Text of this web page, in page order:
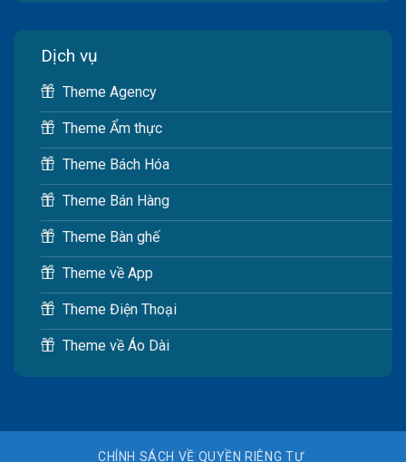
Dịch vụ
Theme Agency
Theme Ẩm thực
Theme Bách Hóa
Theme Bán Hàng
Theme Bàn ghế
Theme về App
Theme Điện Thoại
Theme về Áo Dài
CHÍNH SÁCH VỀ QUYỀN RIÊNG TƯ